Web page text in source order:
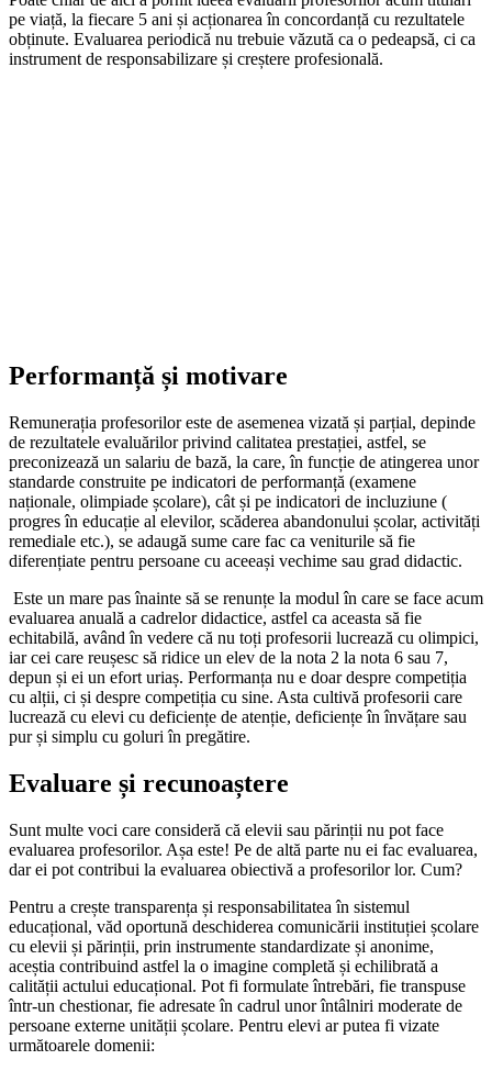
pe viață, la fiecare 5 ani și acționarea în concordanță cu rezultatele
obținute. Evaluarea periodică nu trebuie văzută ca o pedeapsă, ci ca
instrument de responsabilizare și creștere profesională.
Performanță și motivare
Remunerația profesorilor este de asemenea vizată și parțial, depinde
de rezultatele evaluărilor privind calitatea prestației, astfel, se
preconizează un salariu de bază, la care, în funcție de atingerea unor
standarde construite pe indicatori de performanță (examene
naționale, olimpiade școlare), cât și pe indicatori de incluziune (
progres în educație al elevilor, scăderea abandonului școlar, activități
remediale etc.), se adaugă sume care fac ca veniturile să fie
diferențiate pentru persoane cu aceeași vechime sau grad didactic.
Este un mare pas înainte să se renunțe la modul în care se face acum
evaluarea anuală a cadrelor didactice, astfel ca aceasta să fie
echitabilă, având în vedere că nu toți profesorii lucrează cu olimpici,
iar cei care reușesc să ridice un elev de la nota 2 la nota 6 sau 7,
depun și ei un efort uriaș. Performanța nu e doar despre competiția
cu alții, ci și despre competiția cu sine. Asta cultivă profesorii care
lucrează cu elevi cu deficiențe de atenție, deficiențe în învățare sau
pur și simplu cu goluri în pregătire.
Evaluare și recunoaștere
Sunt multe voci care consideră că elevii sau părinții nu pot face
evaluarea profesorilor. Așa este! Pe de altă parte nu ei fac evaluarea,
dar ei pot contribui la evaluarea obiectivă a profesorilor lor. Cum?
Pentru a crește transparența și responsabilitatea în sistemul
educațional, văd oportună deschiderea comunicării instituției școlare
cu elevii și părinții, prin instrumente standardizate și anonime,
aceștia contribuind astfel la o imagine completă și echilibrată a
calității actului educațional. Pot fi formulate întrebări, fie transpuse
într-un chestionar, fie adresate în cadrul unor întâlniri moderate de
persoane externe unității școlare. Pentru elevi ar putea fi vizate
următoarele domenii: